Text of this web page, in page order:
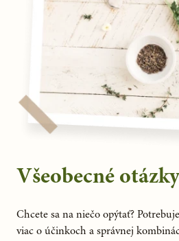
Všeobecné otázky
Chcete sa na niečo opýtať?
viac o účinkoch a správnej